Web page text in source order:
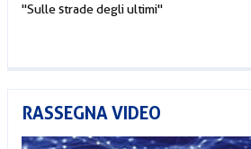
"Sulle strade degli ultimi"
RASSEGNA VIDEO